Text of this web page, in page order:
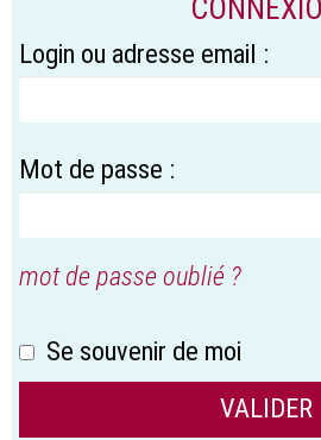
Login ou adresse email :
Mot de passe :
mot de passe oublié ?
Se souvenir de moi